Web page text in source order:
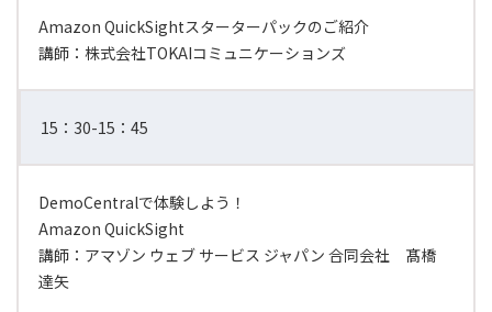
Amazon QuickSightスターターパックのご紹介
講師：株式会社TOKAIコミュニケーションズ
15：30-15：45
DemoCentralで体験しよう！
Amazon QuickSight
講師：アマゾン ウェブ サービス ジャパン 合同会社 髙橋
達矢